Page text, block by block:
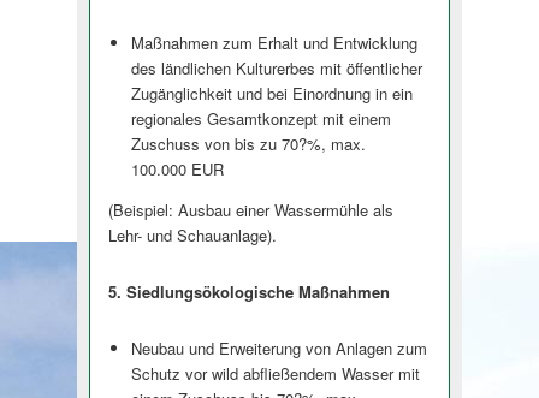
Maßnahmen zum Erhalt und Entwicklung
des ländlichen Kulturerbes mit öffentlicher
Zugänglichkeit und bei Einordnung in ein
regionales Gesamtkonzept mit einem
Zuschuss von bis zu 70?%, max.
100.000 EUR
(Beispiel: Ausbau einer Wassermühle als
Lehr- und Schauanlage).
5. Siedlungsöko­logische Maßnahmen
Neubau und Erweiterung von Anlagen zum
Schutz vor wild abfließendem Wasser mit